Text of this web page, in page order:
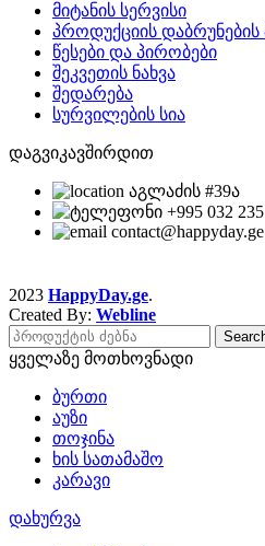
მიტანის სერვისი
პროდუქციის დაბრუნების
წესები და პირობები
შეკვეთის ნახვა
შედარება
სურვილების სია
დაგვიკავშირდით
აგლაძის #39ა
+995 032
contact@happyday.ge
2023 HappyDay.ge.
Created By: Webline
ყველაზე მოთხოვნადი
ბურთი
აუზი
თოჯინა
ხის სათამაშო
კარავი
დახურვა